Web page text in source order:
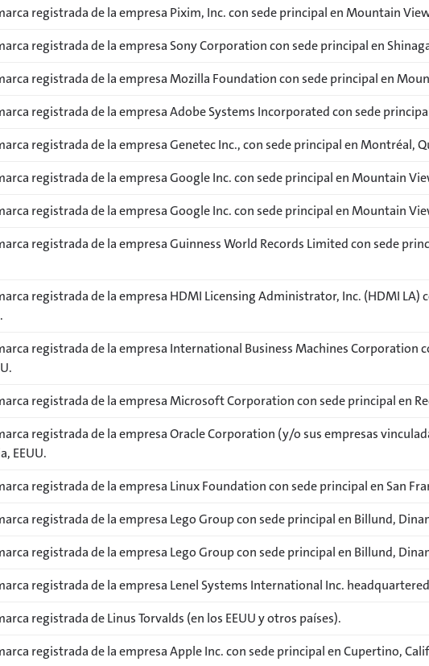
registrada de la empresa Pixim, Inc. con sede principal en Mountain
registrada de la empresa Sony Corporation con sede principal en
registrada de la empresa Mozilla Foundation con sede principal en
registrada de la empresa Adobe Systems Incorporated con sede
registrada de la empresa Genetec Inc., con sede principal en Montréal,
registrada de la empresa Google Inc. con sede principal en Mountain
registrada de la empresa Google Inc. con sede principal en Mountain
registrada de la empresa Guinness World Records Limited con sede
registrada de la empresa HDMI Licensing Administrator, Inc. (HDMI LA)
registrada de la empresa International Business Machines Corporation
registrada de la empresa Microsoft Corporation con sede principal en
registrada de la empresa Oracle Corporation (y/o sus empresas
EEUU.
registrada de la empresa Linux Foundation con sede principal en San
registrada de la empresa Lego Group con sede principal en Billund,
registrada de la empresa Lego Group con sede principal en Billund,
registrada de la empresa Lenel Systems International Inc.
registrada de Linus Torvalds (en los EEUU y otros países).
registrada de la empresa Apple Inc. con sede principal en Cupertino,